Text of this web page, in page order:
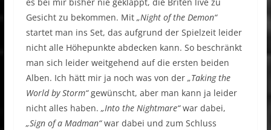
Gesicht zu bekommen. Mit „Night of the Demon“
startet man ins Set, das aufgrund der Spielzeit leider
nicht alle Höhepunkte abdecken kann. So beschränkt
man sich leider weitgehend auf die ersten beiden
Alben. Ich hätt mir ja noch was von der „Taking the
World by Storm“gewünscht, aber man kann ja leider
nicht alles haben. „Into the Nightmare“war dabei,
„Sign of a Madman“war dabei und zum Schluss